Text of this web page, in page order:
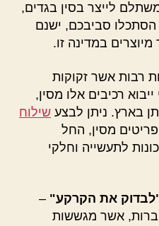
לייצר בסין בגדים,
הסתכלו סביבכם, ישנם
במדינה זו.
רבות אשר זקוקות
רכיבים אלו מסין,
בארץ. ניתן לבצע שילוח
מסין, החל
לתעשייה וחלקי
"לבדוק את הקרקע" –
אשר מגששות